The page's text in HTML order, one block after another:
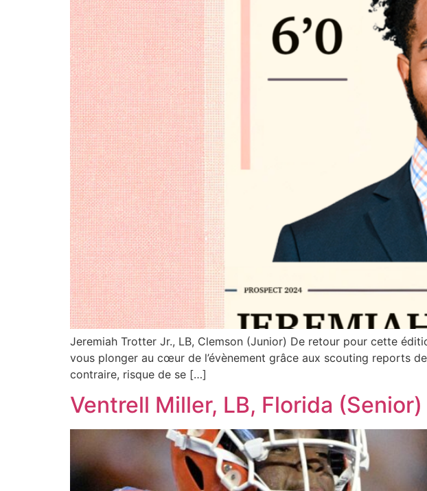
Jeremiah Trotter Jr., LB, Clemson (Junior) De retour pour cette
vous plonger au cœur de l’évènement grâce aux scouting reports
contraire, risque de se […]
Ventrell Miller, LB, Florida (Senior)